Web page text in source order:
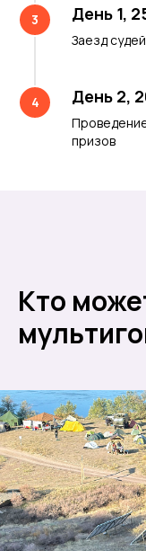
3 День 1,
Заезд
4 День 2,
призов
Кто